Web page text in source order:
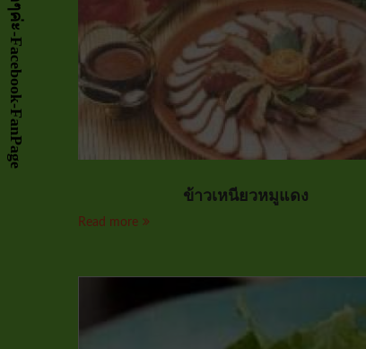
ข้าวเหนียวหมูแดง
Read more